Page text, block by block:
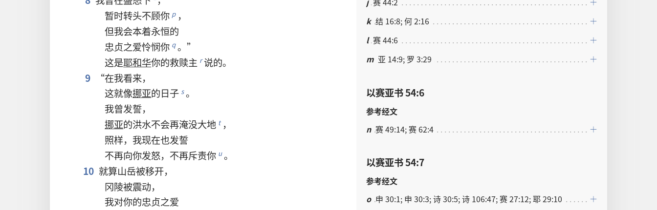
暂时转头不顾你 p ，
但我会本着永恒的
忠贞之爱怜悯你 q 。”
这是耶和华你的救赎主 r 说的。
9
“在我看来，
这就像挪亚的日子 s 。
我曾发誓，
挪亚的洪水不会再淹没大地 t ，
照样， 我现在也发誓
不再向你发怒， 不再斥责你 u 。
10 就算山岳被移开，
冈陵被震动，
我对你的忠贞之爱
k 结 16:8; 何 2:16
l 赛 44:6
m 亚 14:9; 罗 3:29
以赛亚书 54:6
参考经文
n 赛 49:14; 赛 62:4
以赛亚书 54:7
参考经文
o 申 30:1; 申 30:3; 诗 30:5; 诗 106:47; 赛 27:12; 耶 29:10